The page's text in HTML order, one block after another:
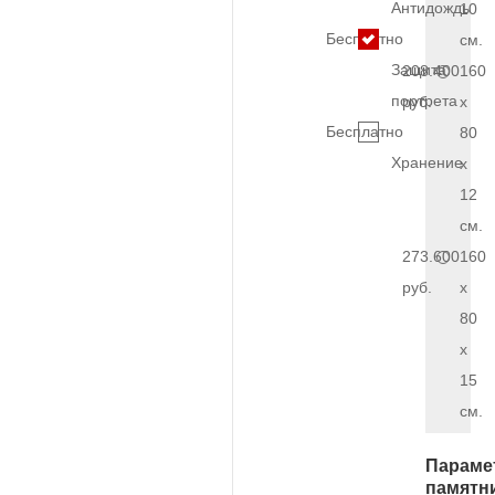
Антидождь
Бесплатно
Защита
портрета
Бесплатно
Хранение
10
см.
208.400
руб.
160
x
80
x
12
см.
273.600
руб.
160
x
80
x
15
см.